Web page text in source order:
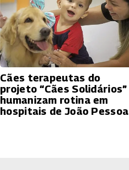
Cães terapeutas do
projeto “Cães Solidários”
humanizam rotina em
hospitais de João Pessoa